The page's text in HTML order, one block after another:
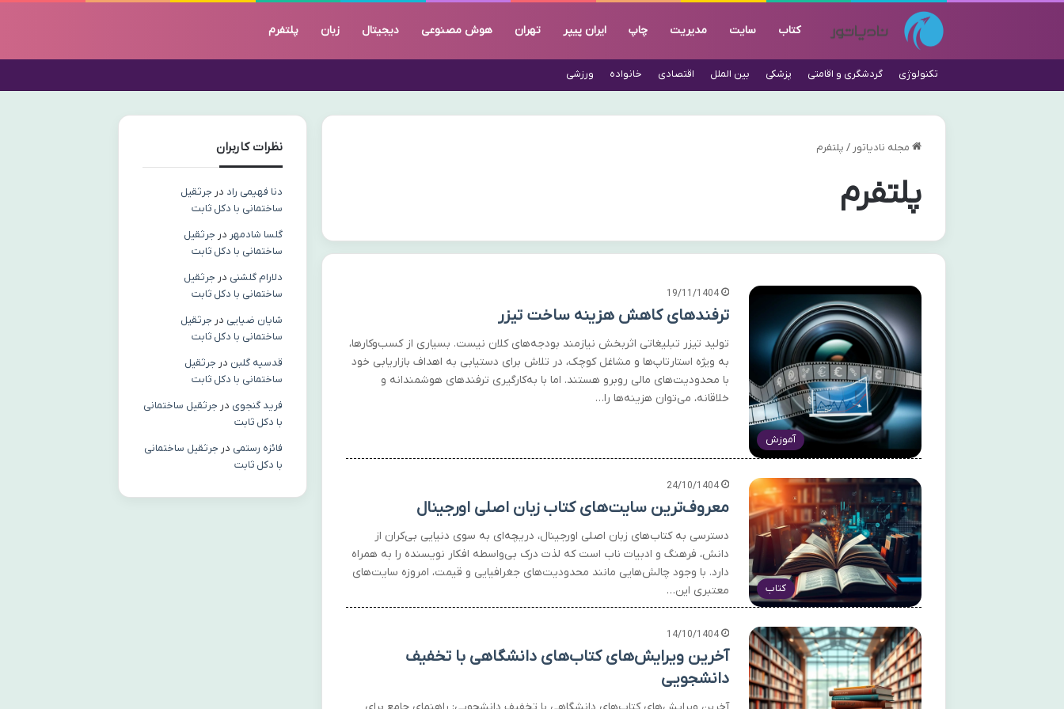
کتاب سایت مدیریت چاپ ایران پیپر تهران هوش مصنوعی دیجیتال زبان پلتفرم
تکنولوژی گردشگری و اقامتی پزشکی بین الملل اقتصادی خانواده ورزشی
مجله نادیاتور / پلتفرم
پلتفرم
آموزش
19/11/1404
ترفندهای کاهش هزینه ساخت تیزر
تولید تیزر تبلیغاتی اثربخش نیازمند بودجه‌های کلان نیست. بسیاری از کسب‌وکارها،
به ویژه استارتاپ‌ها و مشاغل کوچک، در تلاش برای دستیابی به اهداف بازاریابی خود
با محدودیت‌های مالی روبرو هستند. اما با به‌کارگیری ترفندهای هوشمندانه و
خلاقانه، می‌توان هزینه‌ها را…
کتاب
24/10/1404
معروف‌ترین سایت‌های کتاب زبان اصلی اورجینال
دسترسی به کتاب‌های زبان اصلی اورجینال، دریچه‌ای به سوی دنیایی بی‌کران از
دانش، فرهنگ و ادبیات ناب است که لذت درک بی‌واسطه افکار نویسنده را به همراه
دارد. با وجود چالش‌هایی مانند محدودیت‌های جغرافیایی و قیمت، امروزه سایت‌های
معتبری این…
14/10/1404
آخرین ویرایش‌های کتاب‌های دانشگاهی با تخفیف
دانشجویی
نظرات کاربران
دنا فهیمی راد در جرثقیل
ساختمانی با دکل ثابت
گلسا شادمهر در جرثقیل
ساختمانی با دکل ثابت
دلارام گلشنی در جرثقیل
ساختمانی با دکل ثابت
شایان ضیایی در جرثقیل
ساختمانی با دکل ثابت
قدسیه گلبن در جرثقیل
ساختمانی با دکل ثابت
فرید گنجوی در جرثقیل ساختمانی
با دکل ثابت
فائزه رستمی در جرثقیل ساختمانی
با دکل ثابت